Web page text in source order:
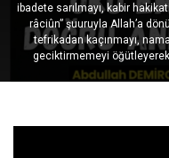
ibadete sarılmayı, kabir
râciûn” şuuruyla Allah’a
tefrikadan kaçınmayı,
geciktirmemeyi